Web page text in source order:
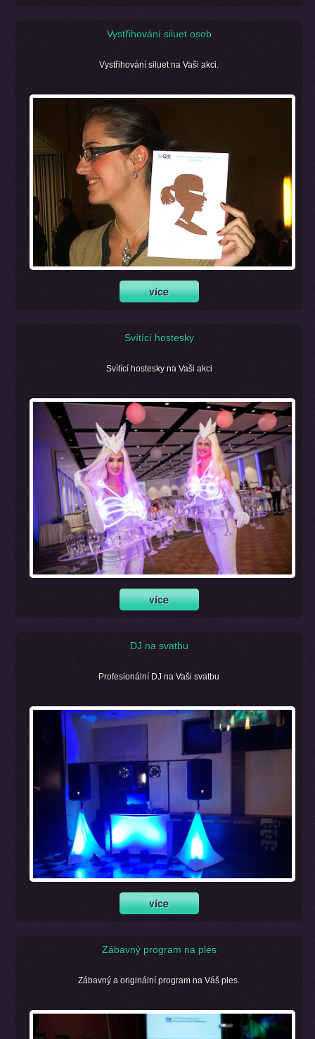
Vystřihování siluet osob
Vystřihování siluet na Vaši akci.
Svítící hostesky
Svítící hostesky na Vaši akci
DJ na svatbu
Profesionální DJ na Vaši svatbu
Zábavný program na ples
Zábavný a originální program na Váš ples.